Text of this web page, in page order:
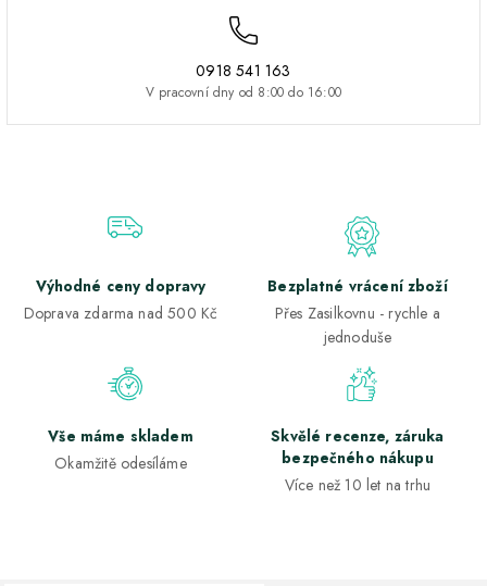
0918 541 163
V pracovní dny od 8:00 do 16:00
Výhodné ceny dopravy
Doprava zdarma nad 500 Kč
Bezplatné vrácení zboží
Přes Zasilkovnu - rychle a
jednoduše
Vše máme skladem
Okamžitě odesíláme
Skvělé recenze, záruka
bezpečného nákupu
Více než 10 let na trhu